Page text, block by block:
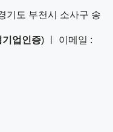
기도 부천시 소사구 송
기업인증) ㅣ 이메일 :